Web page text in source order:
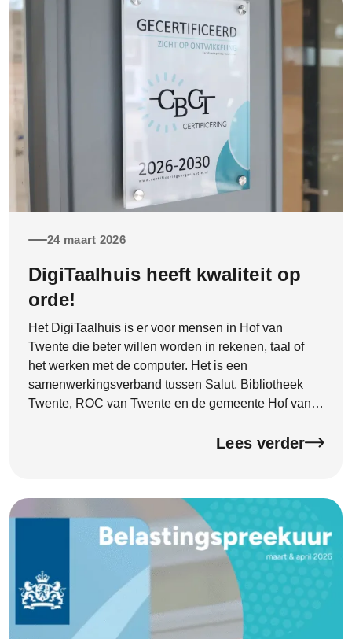
24 maart 2026
DigiTaalhuis heeft kwaliteit op
orde!
Het DigiTaalhuis is er voor mensen in Hof van
Twente die beter willen worden in rekenen, taal of
het werken met de computer. Het is een
samenwerkingsverband tussen Salut, Bibliotheek
Twente, ROC van Twente en de gemeente Hof van
officieel kwaliteitscertificaat ontvangen van de
onthuld door wethouder Hannie Rohaan. Met dit
certificaat laat het DigiTaalhuis zien dat de kwaliteit
goed op orde is en dat je kunt rekenen op goede
Lees verder